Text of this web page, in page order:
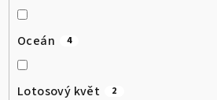
Oceán 4
Lotosový květ 2